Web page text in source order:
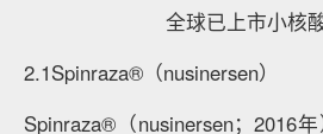
全球已上市小核
2.1Spinraza®（nusinersen）
Spinraza®（nusinersen；2016